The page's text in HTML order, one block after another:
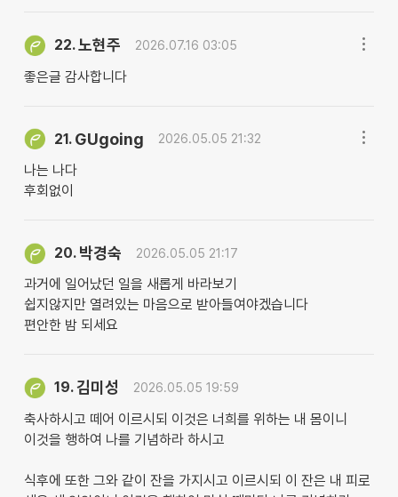
22.노현주 2026.07.16 03:05
좋은글 감사합니다
21. GUgoing 2026.05.05 21:32
나는 나다
후회없이
20. 박경숙 2026.05.05 21:17
과거에 일어났던 일을 새롭게 바라보기
쉽지않지만 열려있는 마음으로 받아들여야겠습니다
편안한 밤 되세요
19.김미성 2026.05.05 19:59
축사하시고 떼어 이르시되 이것은 너희를 위하는 내 몸이니
이것을 행하여 나를 기념하라 하시고
​식후에 또한 그와 같이 잔을 가지시고 이르시되 이 잔은 내 피로